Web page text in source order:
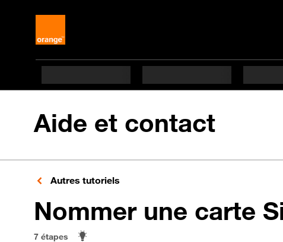
Aide et contact
Autres tutoriels
Nommer une carte
7 étapes